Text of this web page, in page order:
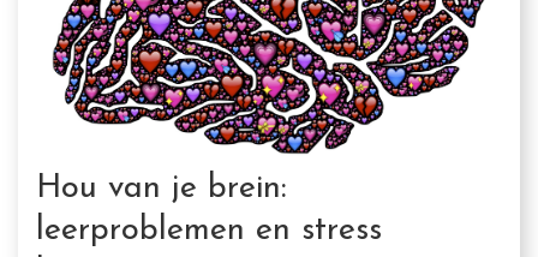
Hou van je brein:
leerproblemen en stress